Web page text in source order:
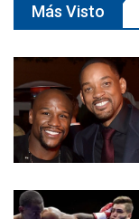
Más Visto